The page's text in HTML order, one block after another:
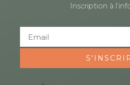
Inscription à